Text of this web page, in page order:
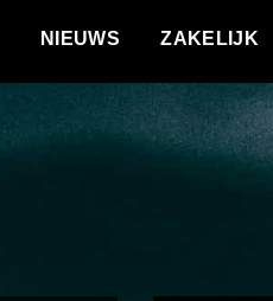
NIEUWS ZAKELIJK